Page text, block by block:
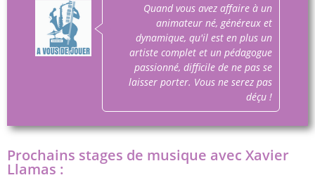
Quand vous avez affaire à un
animateur né, généreux et
dynamique, qu'il est en plus un
artiste complet et un pédagogue
passionné, difficile de ne pas se
laisser porter. Vous ne serez pas
déçu !
Prochains stages de musique avec Xavier
Llamas :